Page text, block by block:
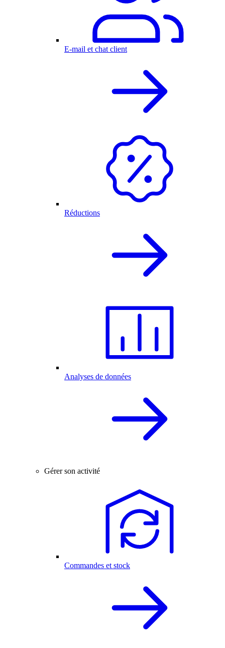
E-mail et chat client
Réductions
Analyses de données
Gérer son activité
Commandes et stock